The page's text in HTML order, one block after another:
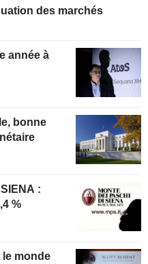
des marchés
bonne
:
%
le monde